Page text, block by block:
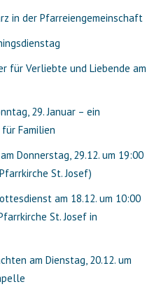
in der Pfarreiengemeinschaft
für Verliebte und Liebende am
29. Januar – ein
Familien
Donnerstag, 29.12. um 19:00
St. Josef)
am 18.12. um 10:00
St. Josef in
am Dienstag, 20.12. um